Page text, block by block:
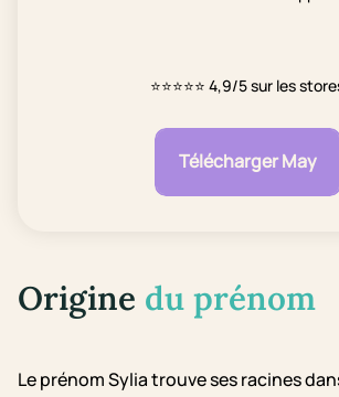
⭐⭐⭐⭐⭐ 4,9/5 sur les
Télécharger May
Origine du prénom
Le prénom Sylia trouve ses racines